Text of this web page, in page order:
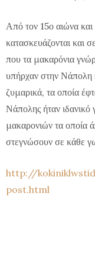
Από τον 15ο αιώνα και
κατασκευάζονται και
που τα μακαρόνια
υπήρχαν στην
ζυμαρικά, τα οποία
Νάπολης ήταν
μακαρονιών τα οποία
στεγνώσουν σε κάθε
http://
post.html